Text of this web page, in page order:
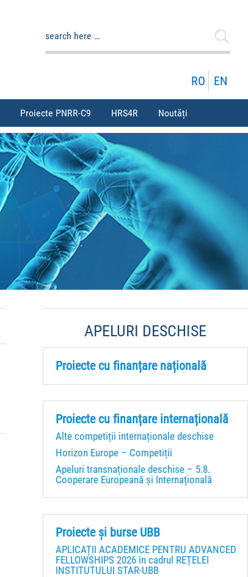
RO EN
Proiecte PNRR-C9 HRS4R Noutăți
APELURI DESCHISE
Proiecte cu finanțare națională
Proiecte cu finanțare internațională
Alte competiții internaționale deschise
Horizon Europe – Competiții
Apeluri transnaționale deschise – 5.8.
Cooperare Europeană și Internațională
Proiecte și burse UBB
APLICAȚII ACADEMICE PENTRU ADVANCED
FELLOWSHIPS 2026 în cadrul REȚELEI
INSTITUTULUI STAR-UBB